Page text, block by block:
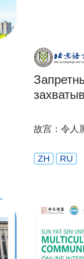
故宫：令人
ZH RU